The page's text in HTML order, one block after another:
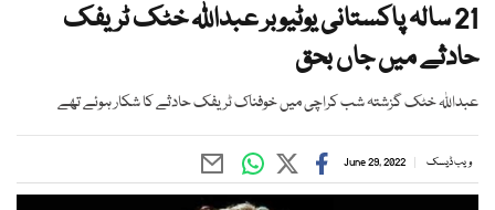
21 سالہ پاکستانی یوٹیوبر عبداللہ خٹک ٹریفک
حادثے میں جاں بحق
عبداللہ خٹک گزشتہ شب کراچی میں خوفناک ٹریفک حادثے کا شکار ہوئے تھے
ویب ڈیسک June 29, 2022